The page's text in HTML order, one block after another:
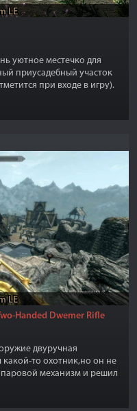
LE
уютное местечко для
приусадебный участок
при входе в игру).
LE
Handed Dwemer Rifle
двуручная
то охотник,но он не
паровой механизм и решил